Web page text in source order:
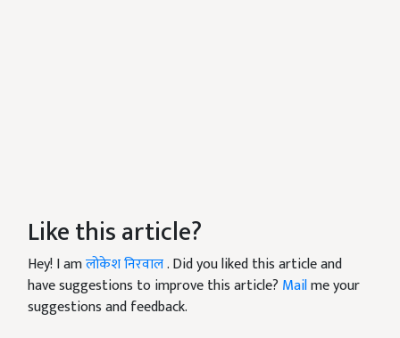
Like this article?
Hey! I amलोकेश निरवाल. Did you liked this article and
have suggestions to improve this article? Mailme your
suggestions and feedback.